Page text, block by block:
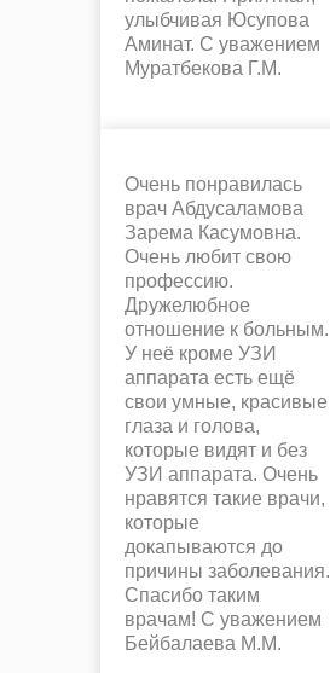
улыбчивая Юсупова
Аминат. С уважением
Муратбекова Г.М.
Очень понравилась
врач Абдусаламова
Зарема Касумовна.
Очень любит свою
профессию.
Дружелюбное
отношение к больным.
У неё кроме УЗИ
аппарата есть ещё
свои умные, красивые
глаза и голова,
которые видят и без
УЗИ аппарата. Очень
нравятся такие врачи,
которые
докапываются до
причины заболевания.
Спасибо таким
врачам! С уважением
Бейбалаева М.М.